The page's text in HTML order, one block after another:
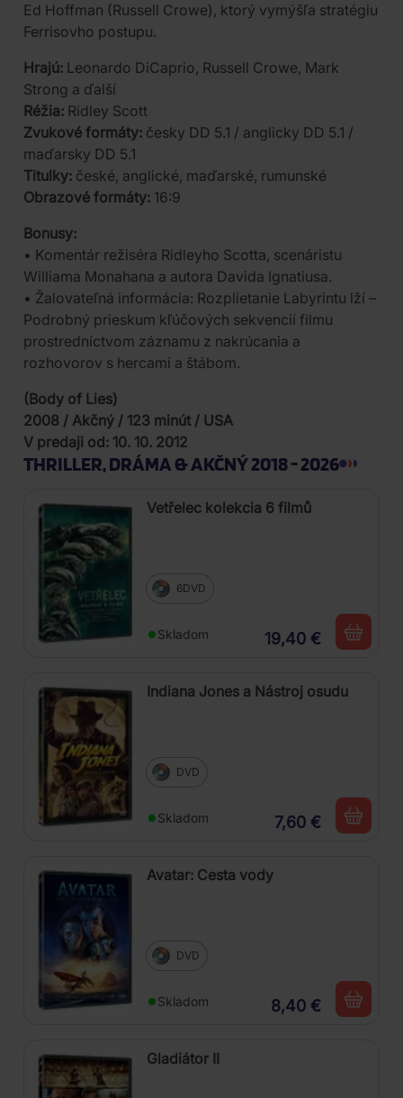
Ed Hoffman (Russell Crowe), ktorý vymýšľa stratégiu
Ferrisovho postupu.
Hrajú: Leonardo DiCaprio, Russell Crowe, Mark
Strong a ďalší
Réžia: Ridley Scott
Zvukové formáty: česky DD 5.1 / anglicky DD 5.1 /
maďarsky DD 5.1
Titulky: české, anglické, maďarské, rumunské
Obrazové formáty: 16:9
Bonusy:
• Komentár režiséra Ridleyho Scotta, scenáristu
Williama Monahana a autora Davida Ignatiusa.
• Žalovateľná informácia: Rozplietanie Labyrintu lží –
Podrobný prieskum kľúčových sekvencií filmu
prostredníctvom záznamu z nakrúcania a
rozhovorov s hercami a štábom.
(Body of Lies)
2008 / Akčný / 123 minút / USA
V predaji od: 10. 10. 2012
THRILLER, DRÁMA & AKČNÝ 2018 - 2026
Vetřelec kolekcia 6 filmů
6DVD
Skladom 19,40 €
Indiana Jones a Nástroj osudu
DVD
Skladom 7,60 €
Avatar: Cesta vody
DVD
Skladom 8,40 €
Gladiátor II